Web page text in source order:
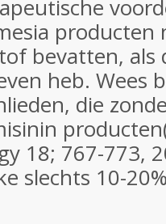
producten
bevatten, als
heb. Wees
die
18; 767-773,
slechts 10-